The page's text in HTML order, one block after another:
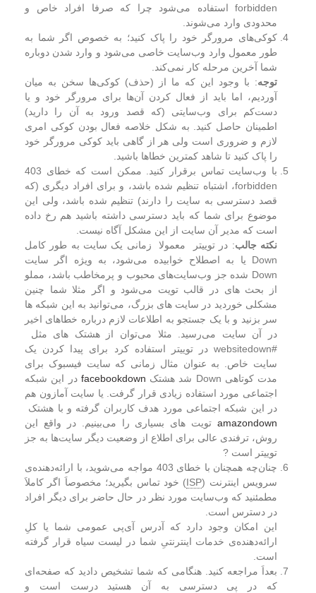
forbidden استفاده می‌شود چرا که صرفا افراد خاص و
محدودی وارد می‌شوند.
کوکی‌های مرورگر خود را پاک کنید؛ به خصوص اگر شما به
طور معمول وارد وب‌سایت خاصی می‌شود و وارد شدن دوباره
شما آخرین مرحله کار نمی‌کند.
توجه: با وجود این که ما از (حذف) کوکی‌ها سخن به میان
آوردیم، اما باید از فعال کردن آن‌ها برای مرورگر خود و یا
دست‌کم برای وب‌سایتی (که قصد ورود به آن را دارید)
اطمینان حاصل کنید. به شکل خلاصه فعال بودن کوکی امری
لازم و ضروری است ولی هر از گاهی باید کوکی مرورگر خود
را پاک کنید تا شاهد کمترین خطاها باشید.
با وب‌سایت تماس برقرار کنید. ممکن است که خطای 403
forbidden، اشتباه تنظیم شده باشد، و برای افراد دیگری (که
قصد دسترسی به سایت را دارند) تنظیم شده باشد، ولی این
موضوع برای شما که باید دسترسی داشته باشید هم رخ داده
است که مدیر آن سایت از این مشکل آگاه نیست.
نکته جالب: در توییتر معمولا زمانی یک سایت به طور کامل
Down یا به اصطلاح خوابیده می‌شود، به ویژه اگر سایت
Down شده جز وب‌سایت‌های محبوب و پرمخاطب باشد، مملو
از بحث های در قالب تویت می‌شود و اگر مثلا شما چنین
مشکلی خوردید در سایت های بزرگ، می‌توانید به این شبکه ها
سر بزنید و با یک جستجو به اطلاعات لازم درباره خطاهای اخیر
در آن سایت می‌رسید. مثلا می‌توان از هشتک های مثل
#websitedown در توییتر استفاده کرد برای پیدا کردن یک
سایت خاص. به عنوان مثال زمانی که سایت فیسبوک برای
مدت کوتاهی Down شد هشتک
facebookdown در این شبکه
اجتماعی مورد استفاده زیادی قرار گرفت. یا سایت آمازون هم
در این شبکه اجتماعی مورد هدف کاربران گرفته و با هشتک
amazondown تویت های بسیاری را می‌بینیم. در واقع این
روش، ترفندی عالی برای اطلاع از وضعیت دیگر سایت‌ها به جز
توییتر است ?
چنان‌چه همچنان با خطای 403 مواجه می‌شوید، با ارائه‌دهنده‌ی
سرویس اینترنت (ISP) خود تماس بگیرید؛ مخصوصاَ اگر کاملاَ
مطمئنید که وب‌سایت مورد نظر در حال حاضر برای دیگر افراد
در دسترس است.
این امکان وجود دارد که آدرس آی‌پی عمومی شما یا کلِ
ارائه‌دهنده‌ی خدمات اینترنتیِ شما در لیست سیاه قرار گرفته
است.
بعداَ مراجعه کنید. هنگامی که شما تشخیص دادید که صفحه‌ای
که در پی دسترسی به آن هستید درست است و